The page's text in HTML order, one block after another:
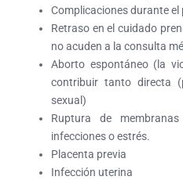
Complicaciones durante el
Retraso en el cuidado
no acuden a la consulta
Aborto espontáneo (la
contribuir tanto directa
sexual)
Ruptura de
infecciones o estrés.
Placenta previa
Infección uterina